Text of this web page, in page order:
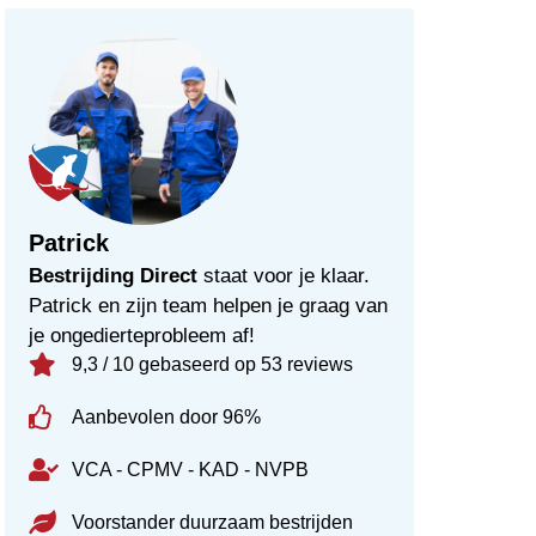
Patrick
Bestrijding Direct staat voor je klaar.
Patrick en zijn team helpen je graag van
je ongedierteprobleem af!
9,3 / 10 gebaseerd op 53 reviews
Aanbevolen door 96%
VCA - CPMV - KAD - NVPB
Voorstander duurzaam bestrijden